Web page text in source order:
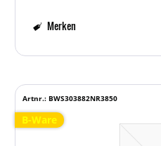
Merken
B-Ware
Artnr.: BWS303882NR3850